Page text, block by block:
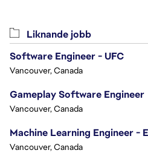
Liknande jobb
Software Engineer - UFC
Vancouver, Canada
Gameplay Software Engineer
Vancouver, Canada
Machine Learning Engineer -
Vancouver, Canada